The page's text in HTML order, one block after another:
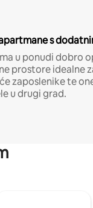
s
u ponudi dobro
prostore idealne
zaposlenike te
u drugi grad.